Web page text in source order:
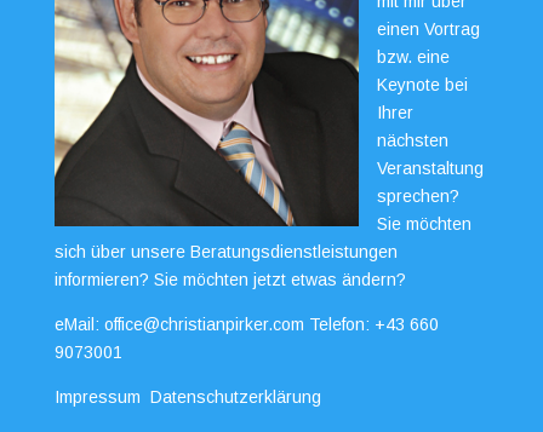
einen Vortrag
bzw. eine
Keynote bei
Ihrer
nächsten
Veranstaltung
sprechen?
Sie möchten
sich über unsere Beratungsdienstleistungen
informieren? Sie möchten jetzt etwas ändern?
eMail: office@christianpirker.com Telefon: +43 660
9073001
Impressum Datenschutzerklärung